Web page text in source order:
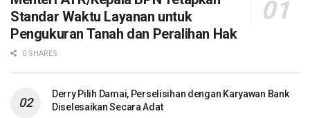
Standar Waktu Layanan untuk
Pengukuran Tanah dan Peralihan Hak
0 SHARES
Derry Pilih Damai, Perselisihan dengan Karyawan Bank
Diselesaikan Secara Adat